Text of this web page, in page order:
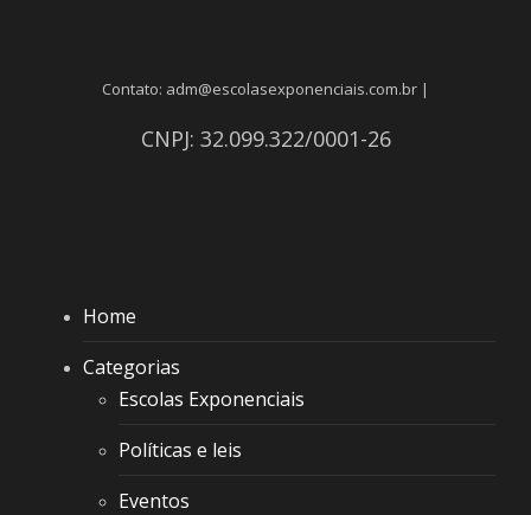
Contato: adm@escolasexponenciais.com.br |
CNPJ: 32.099.322/0001-26
Home
Categorias
Escolas Exponenciais
Políticas e leis
Eventos